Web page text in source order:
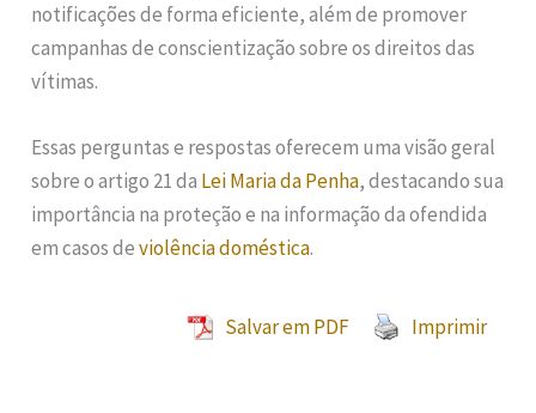
notificações de forma eficiente, além de promover
campanhas de conscientização sobre os direitos das
vítimas.
Essas perguntas e respostas oferecem uma visão geral
sobre o artigo 21 da Lei Maria da Penha, destacando sua
importância na proteção e na informação da ofendida
em casos deviolência doméstica.
Salvar em PDF Imprimir